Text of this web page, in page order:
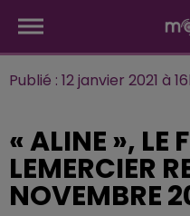
Publié : 12 janvier 2021 à
« ALINE », LE
LEMERCIER
NOVEMBRE